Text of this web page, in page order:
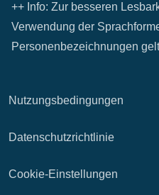
++ Info: Zur besseren
Verwendung der
Personenbezeichnungen
Nutzungsbedingungen
Datenschutzrichtlinie
Cookie-Einstellungen